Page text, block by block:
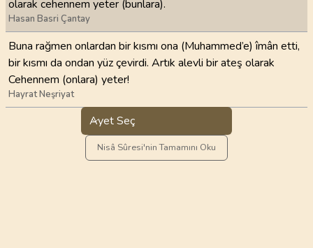
olarak cehennem yeter (bunlara).
Hasan Basri Çantay
Buna rağmen onlardan bir kısmı ona (Muhammed’e) îmân etti,
bir kısmı da ondan yüz çevirdi. Artık alevli bir ateş olarak
Cehennem (onlara) yeter!
Hayrat Neşriyat
Ayet Seç
Nisâ Sûresi'nin Tamamını Oku